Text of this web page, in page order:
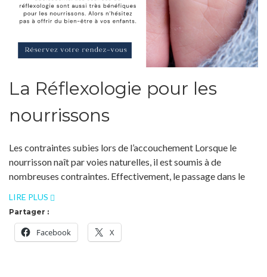
La Réflexologie pour les
nourrissons
Les contraintes subies lors de l’accouchement Lorsque le
nourrisson naît par voies naturelles, il est soumis à de
nombreuses contraintes. Effectivement, le passage dans le
LIRE PLUS
Partager :
Facebook X